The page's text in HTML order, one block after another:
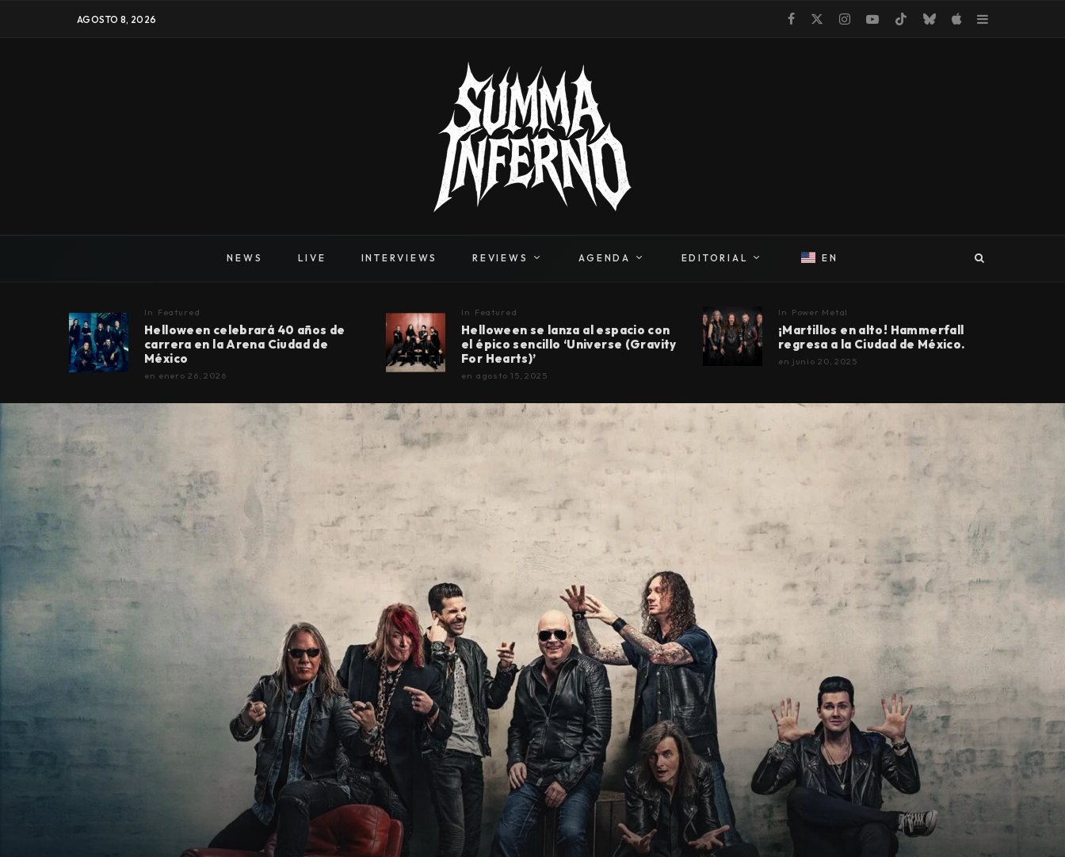
AGOSTO 8, 2026
NEWS LIVE INTERVIEWS REVIEWS AGENDA EDITORIAL EN
In Featured
Helloween celebrará 40 años de
carrera en la Arena Ciudad de
México
en enero 26, 2026
In Featured
Helloween se lanza al espacio con
el épico sencillo ‘Universe (Gravity
For Hearts)’
en agosto 15, 2025
In Power Metal
¡Martillos en alto! Hammerfall
regresa a la Ciudad de México.
en junio 20, 2025